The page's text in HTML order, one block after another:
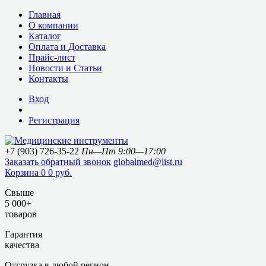
Главная
О компании
Каталог
Оплата и Доставка
Прайс-лист
Новости и Статьи
Контакты
Вход
Регистрация
+7 (903) 726-35-22 Пн—Пт 9:00—17:00
Заказать обратный звонок globalmed@list.ru
Корзина 0 0 руб.
Свыше
5 000+
товаров
Гарантия
качества